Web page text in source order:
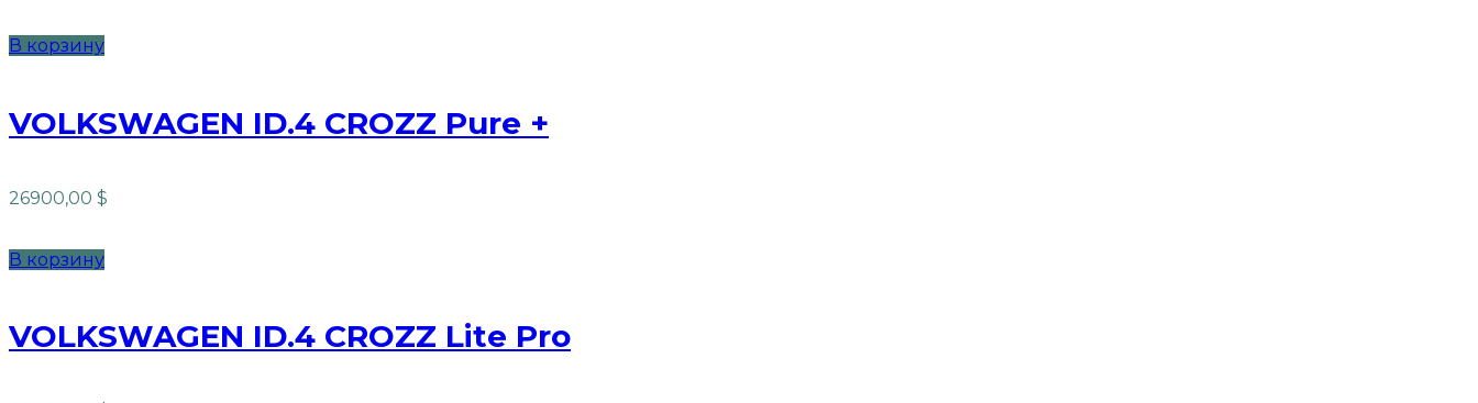
В корзину
VOLKSWAGEN ID.4 CROZZ Pure +
26900,00 $
В корзину
VOLKSWAGEN ID.4 CROZZ Lite Pro